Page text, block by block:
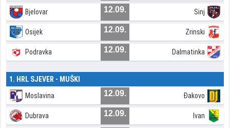
Bjelovar 12.09. Sinj
Osijek 12.09. Zrinski
Podravka 12.09. Dalmatinka
1. HRL SJEVER - MUŠKI
Moslavina 12.09. Đakovo
Dubrava 12.09. Ivan